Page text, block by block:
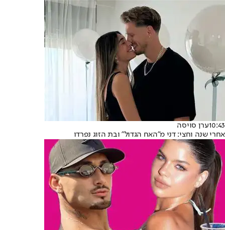
10:43ערן סויסה
אחרי שנה וחצי: דני מ"האח הגדול" ובת הזוג נפרדו